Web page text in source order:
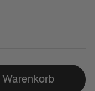
Warenkorb